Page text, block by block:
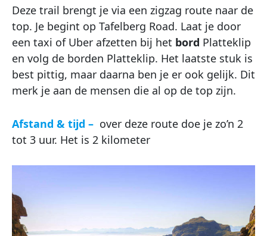
Deze trail brengt je via een zigzag route naar de
top. Je begint op Tafelberg Road. Laat je door
een taxi of Uber afzetten bij het bord Platteklip
en volg de borden Platteklip. Het laatste stuk is
best pittig, maar daarna ben je er ook gelijk. Dit
merk je aan de mensen die al op de top zijn.
Afstand & tijd – over deze route doe je zo’n 2
tot 3 uur. Het is 2 kilometer